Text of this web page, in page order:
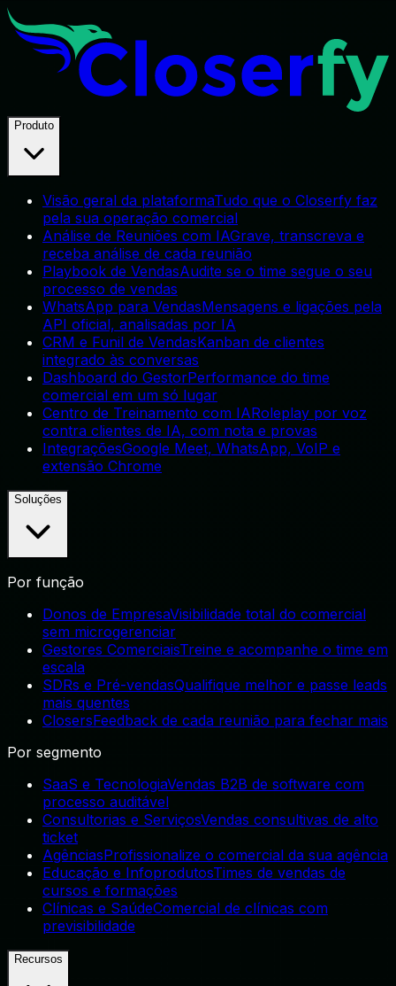
Produto
Visão geral da plataformaTudo que o Closerfy faz
pela sua operação comercial
Análise de Reuniões com IAGrave, transcreva e
receba análise de cada reunião
Playbook de VendasAudite se o time segue o seu
processo de vendas
WhatsApp para VendasMensagens e ligações pela
API oficial, analisadas por IA
CRM e Funil de VendasKanban de clientes
integrado às conversas
Dashboard do GestorPerformance do time
comercial em um só lugar
Centro de Treinamento com IARoleplay por voz
contra clientes de IA, com nota e provas
IntegraçõesGoogle Meet, WhatsApp, VoIP e
extensão Chrome
Soluções
Por função
Donos de EmpresaVisibilidade total do comercial
sem microgerenciar
Gestores ComerciaisTreine e acompanhe o time em
escala
SDRs e Pré-vendasQualifique melhor e passe leads
mais quentes
ClosersFeedback de cada reunião para fechar mais
Por segmento
SaaS e TecnologiaVendas B2B de software com
processo auditável
Consultorias e ServiçosVendas consultivas de alto
ticket
AgênciasProfissionalize o comercial da sua agência
Educação e InfoprodutosTimes de vendas de
cursos e formações
Clínicas e SaúdeComercial de clínicas com
previsibilidade
Recursos